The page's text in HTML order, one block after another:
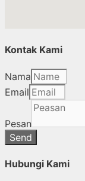
Kontak Kami
Nama
Email
Pesan
Send
Hubungi Kami